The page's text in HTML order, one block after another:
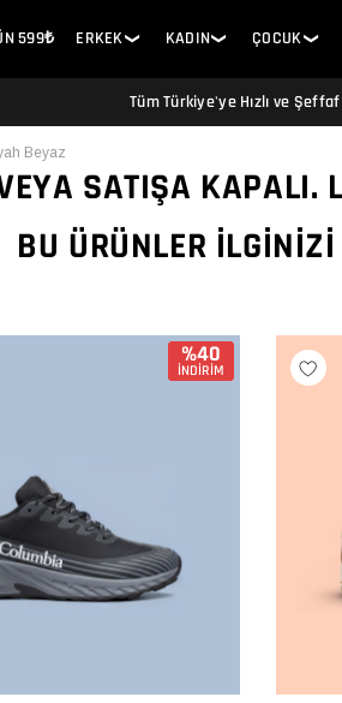
599₺ ERKEK ❯ KADIN❯ ÇOCUK ❯
Tüm Türkiye'ye Hızlı ve
Beyaz
SATIŞA KAPALI.
BU ÜRÜNLER
%40
İNDİRİM